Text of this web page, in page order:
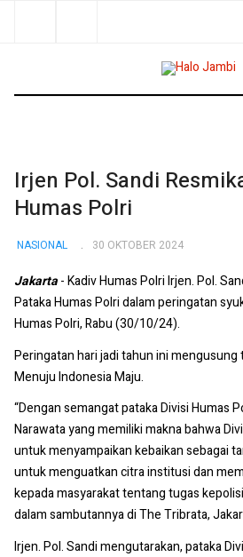
Irjen Pol. Sandi
Humas Polri
NASIONAL 30 OKTOBER 2024
Jakarta- Kadiv Humas Polri Irjen. Pol.
Pataka Humas Polri dalam peringatan
Humas Polri, Rabu (30/10/24).
Peringatan hari jadi tahun ini mengusung
Menuju Indonesia Maju.
“Dengan semangat pataka Divisi Humas
Narawata yang memiliki makna bahwa
untuk menyampaikan kebaikan sebagai
untuk menguatkan citra institusi dan
kepada masyarakat tentang tugas
dalam sambutannya di The Tribrata,
Irjen. Pol. Sandi mengutarakan, pataka